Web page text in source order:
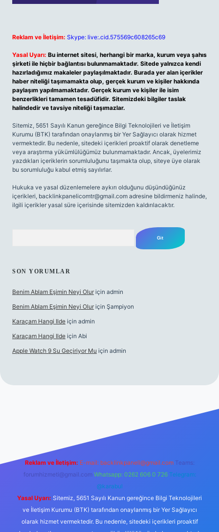
Reklam ve İletişim: Skype: live:.cid.575569c608265c69
Yasal Uyarı: Bu internet sitesi, herhangi bir marka, kurum veya şahıs
şirketi ile hiçbir bağlantısı bulunmamaktadır. Sitede yalnızca kendi
hazırladığımız makaleler paylaşılmaktadır. Burada yer alan içerikler
haber niteliği taşımamakta olup, gerçek kurum ve kişiler hakkında
paylaşım yapılmamaktadır. Gerçek kurum ve kişiler ile isim
benzerlikleri tamamen tesadüfidir. Sitemizdeki bilgiler taslak
halindedir ve tavsiye niteliği taşımazlar.
Sitemiz, 5651 Sayılı Kanun gereğince Bilgi Teknolojileri ve İletişim
Kurumu (BTK) tarafından onaylanmış bir Yer Sağlayıcı olarak hizmet
vermektedir. Bu nedenle, sitedeki içerikleri proaktif olarak denetleme
veya araştırma yükümlülüğümüz bulunmamaktadır. Ancak, üyelerimiz
yazdıkları içeriklerin sorumluluğunu taşımakta olup, siteye üye olarak
bu sorumluluğu kabul etmiş sayılırlar.
Hukuka ve yasal düzenlemelere aykırı olduğunu düşündüğünüz
içerikleri, backlinkpanelicomtr@gmail.com adresine bildirmeniz halinde,
ilgili içerikler yasal süre içerisinde sitemizden kaldırılacaktır.
SON YORUMLAR
Benim Ablam Eşimin Neyi Olur için admin
Benim Ablam Eşimin Neyi Olur için Şampiyon
Karaçam Hangi Ilde için admin
Karaçam Hangi Ilde için Abi
Apple Watch 9 Su Geçiriyor Mu için admin
Reklam ve İletişim: E-mail: backlinkpaneli@gmail.com Teams:
forumhizmeti@gmail.com Whatsapp: 0262 606 0 726 Telegram:
@karabul
Yasal Uyarı: Sitemiz, 5651 Sayılı Kanun gereğince Bilgi Teknolojileri
ve İletişim Kurumu (BTK) tarafından onaylanmış bir Yer Sağlayıcı
olarak hizmet vermektedir. Bu nedenle, sitedeki içerikleri proaktif